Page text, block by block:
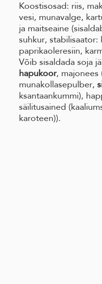
Koostisosad: riis,
vesi, munavalge,
ja maitseaine
suhkur,
paprikaoleresiin,
Võib sisaldada soja
hapukoor, majonees
munakollasepulber,
ksantaankummi),
säilitusained
karoteen)).